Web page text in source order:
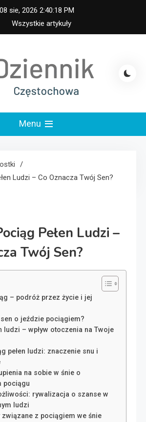
08 sie, 2026 2:40:19 PM
Wszystkie artykuły
Menu
Ludzi – Co Oznacza Twój Sen?
Pełen Ludzi –
Twój Sen?
– podróż przez życie i jej
o jeździe pociągiem?
ludzi – wpływ otoczenia na Twoje
pełen ludzi: znaczenie snu i
na sobie w śnie o
pociągu
rywalizacja o szanse w
ludzi
związane z pociągiem we śnie